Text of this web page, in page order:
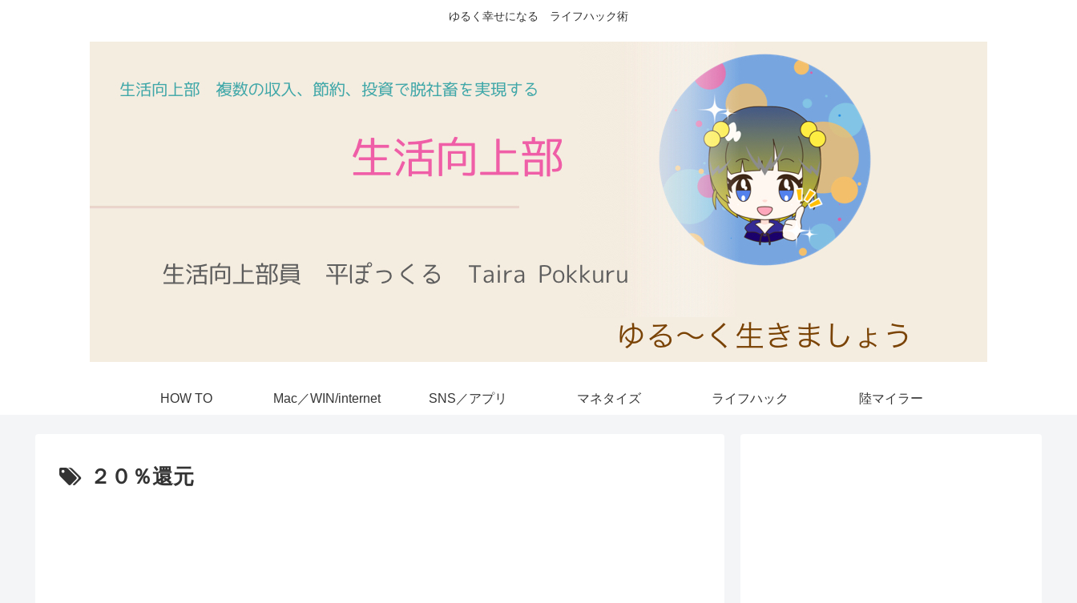
ゆるく幸せになる ライフハック術
HOW TO Mac／WIN/internet SNS／アプリ マネタイズ ライフハック 陸マイラー
２０％還元